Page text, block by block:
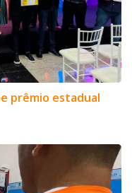
prêmio estadual